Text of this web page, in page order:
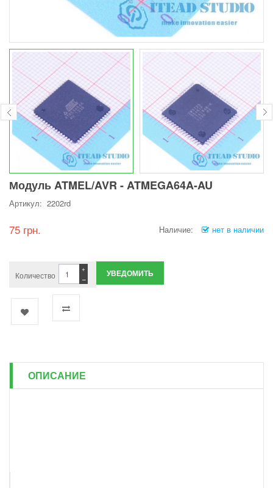
Модуль ATMEL/AVR - ATMEGA64A-AU
Артикул: 2202rd
75 грн. Наличие: нет в наличии
Количество −
+ УВЕДОМИТЬ
ОПИСАНИЕ